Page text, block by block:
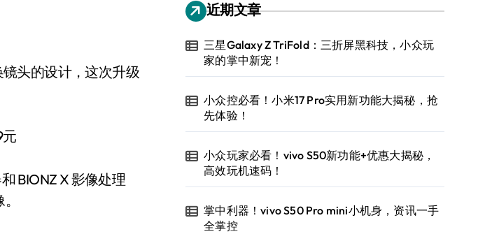
BIONZ X 影像处理
近期文章
三星Galaxy Z TriFold：三折屏黑科技，小众玩
家的掌中新宠！
小众控必看！小米17 Pro实用新功能大揭秘，抢
先体验！
小众玩家必看！vivo S50新功能+优惠大揭秘，
高效玩机速码！
掌中利器！vivo S50 Pro mini小机身，资讯一手
全掌控